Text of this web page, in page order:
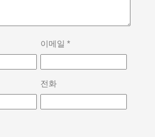
이메일 *
전화